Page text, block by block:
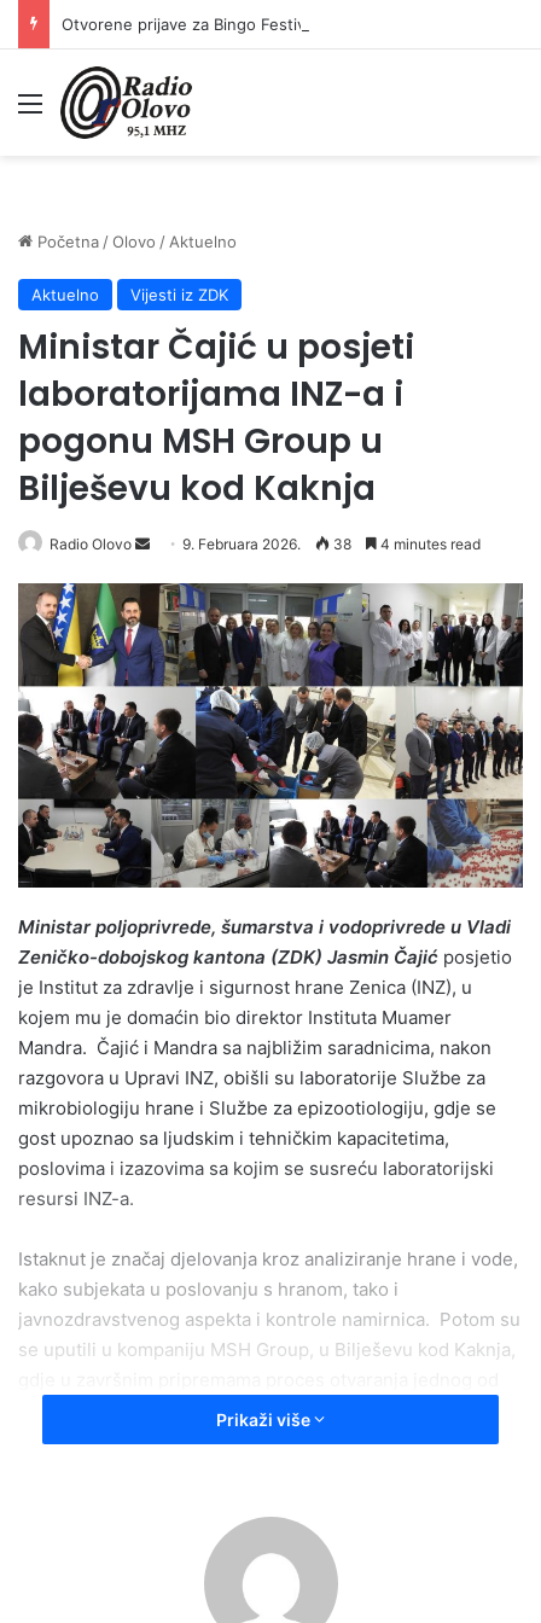
Meni
Početna /Olovo / Aktuelno
Aktuelno Vijesti iz ZDK
Ministar Čajić u posjeti
laboratorijama INZ-a i
pogonu MSH Group u
Bilješevu kod Kaknja
Radio Olovo
d
a
n
e
m
a
i
l
9. Februara 2026. 38 4 minutes read
Ministar poljoprivrede, šumarstva i vodoprivrede u Vladi
Zeničko-dobojskog kantona (ZDK) Jasmin Čajić posjetio
je Institut za zdravlje i sigurnost hrane Zenica (INZ), u
kojem mu je domaćin bio direktor Instituta Muamer
Mandra. Čajić i Mandra sa najbližim saradnicima, nakon
razgovora u Upravi INZ, obišli su laboratorije Službe za
mikrobiologiju hrane i Službe za epizootiologiju, gdje se
gost upoznao sa ljudskim i tehničkim kapacitetima,
poslovima i izazovima sa kojim se susreću laboratorijski
resursi INZ-a.
Istaknut je značaj djelovanja kroz analiziranje hrane i vode,
kako subjekata u poslovanju s hranom, tako i
javnozdravstvenog aspekta i kontrole namirnica. Potom su
se uputili u kompaniju MSH Group, u Bilješevu kod Kaknja,
najvećih regionalnih punktova i postrojenja za prikupljanje,
obradu, pakovanje i prodaju jagodičastog i bobičastog voća
Prikaži više